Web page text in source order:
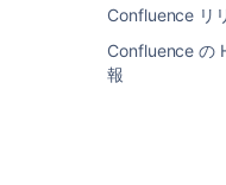
Confluence リ
Confluence の
報
ます。
<init-param>
<param-
<param-